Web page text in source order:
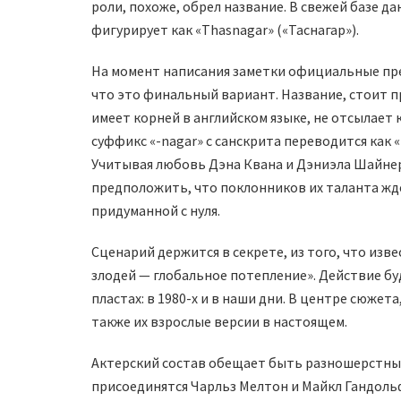
роли, похоже, обрел название. В свежей базе
фигурирует как «Thasnagar» («Таснагар»).
На момент написания заметки официальные
что это финальный вариант. Название, стоит
имеет корней в английском языке, не
суффикс «-nagar» с санскрита переводится как
Учитывая любовь Дэна Квана и Дэниэла
предположить, что поклонников их таланта
придуманной с нуля.
Сценарий держится в секрете, из того, что
злодей — глобальное потепление». Действие
пластах: в 1980-х и в наши дни. В центре
также их взрослые версии в настоящем.
Актерский состав обещает быть
присоединятся Чарльз Мелтон и Майкл